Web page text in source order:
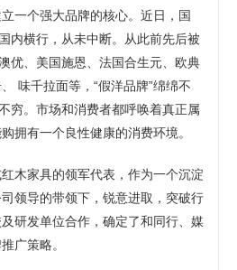
一个强大品牌的核心。近日，国
内横行，从未中断。从此前先后被
优、美国施恩、法国合生元、欧典
味千拉面等，“假洋品牌”绵绵不
穷。市场和消费者都呼唤着真正属
拥有一个良性健康的消费环境。
家具的领军代表，作为一个沉淀
领导的带领下，锐意进取，突破行
研发单位合作，确定了和同行、媒
广策略。